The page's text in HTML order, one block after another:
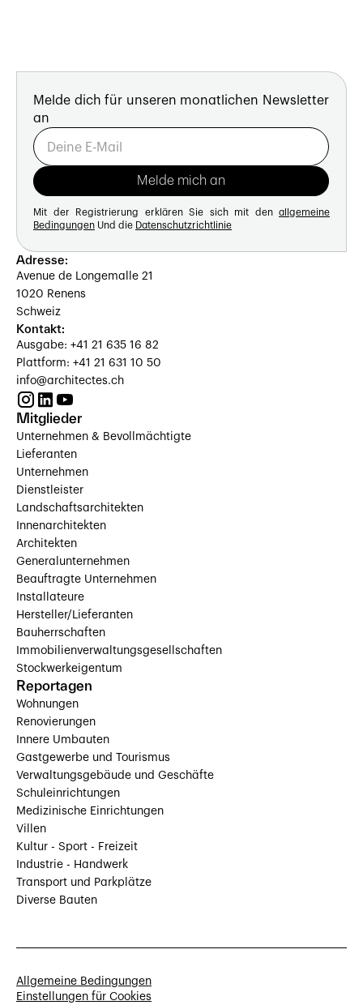
Melde dich für unseren monatlichen Newsletter
an
Mit der Registrierung erklären Sie sich mit den allgemeine
Bedingungen Und die Datenschutzrichtlinie
Adresse:
Avenue de Longemalle 21
1020 Renens
Schweiz
Kontakt:
Ausgabe: +41 21 635 16 82
Plattform: +41 21 631 10 50
info@architectes.ch
Mitglieder
Unternehmen & Bevollmächtigte
Lieferanten
Unternehmen
Dienstleister
Landschaftsarchitekten
Innenarchitekten
Architekten
Generalunternehmen
Beauftragte Unternehmen
Installateure
Hersteller/Lieferanten
Bauherrschaften
Immobilienverwaltungsgesellschaften
Stockwerkeigentum
Reportagen
Wohnungen
Renovierungen
Innere Umbauten
Gastgewerbe und Tourismus
Verwaltungsgebäude und Geschäfte
Schuleinrichtungen
Medizinische Einrichtungen
Villen
Kultur - Sport - Freizeit
Industrie - Handwerk
Transport und Parkplätze
Diverse Bauten
Allgemeine Bedingungen
Einstellungen für Cookies